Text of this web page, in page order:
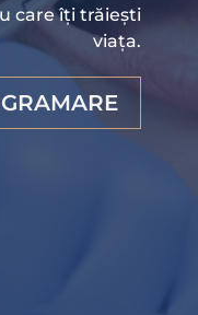
care îți trăiești
viața.